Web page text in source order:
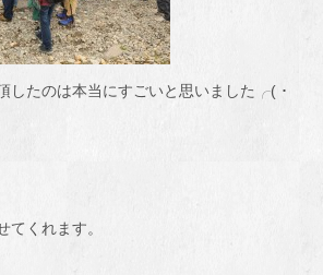
したのは本当にすごいと思いました╭( ･
てくれます。